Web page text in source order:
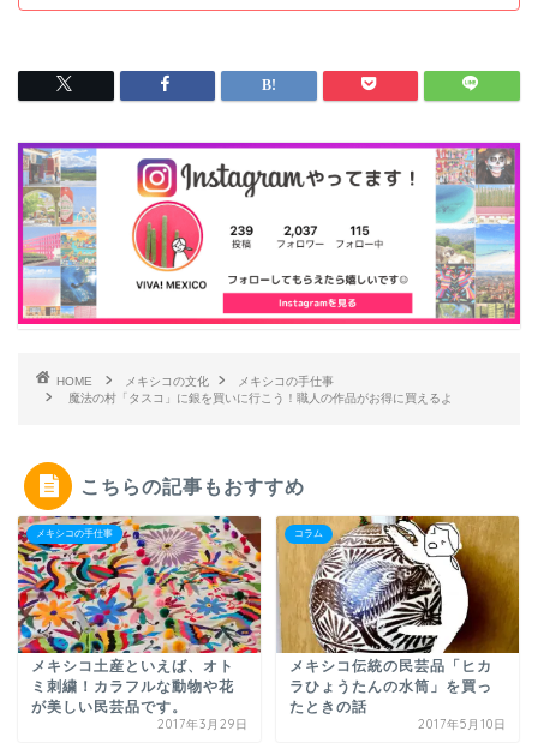
HOME メキシコの文化
メキシコの手仕事
魔法の村「タスコ」に銀を買いに行こう！職人の作品がお得に買えるよ
こちらの記事もおすすめ
メキシコの手仕事
メキシコ土産といえば、オト
ミ刺繍！カラフルな動物や花
が美しい民芸品です。
2017年3月29日
コラム
メキシコ伝統の民芸品「ヒカ
ラひょうたんの水筒」を買っ
たときの話
2017年5月10日